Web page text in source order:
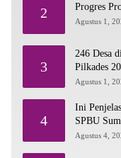
2 Progres
Agustus 1,
3
246 Desa
Pilkades
Agustus 1,
4
Ini
SPBU
Agustus 4,